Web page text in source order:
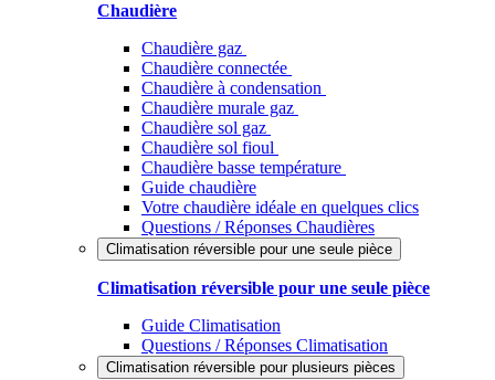
Chaudière
Chaudière gaz
Chaudière connectée
Chaudière à condensation
Chaudière murale gaz
Chaudière sol gaz
Chaudière sol fioul
Chaudière basse température
Guide chaudière
Votre chaudière idéale en quelques clics
Questions / Réponses Chaudières
Climatisation réversible pour une seule pièce
Climatisation réversible pour une seule pièce
Guide Climatisation
Questions / Réponses Climatisation
Climatisation réversible pour plusieurs pièces